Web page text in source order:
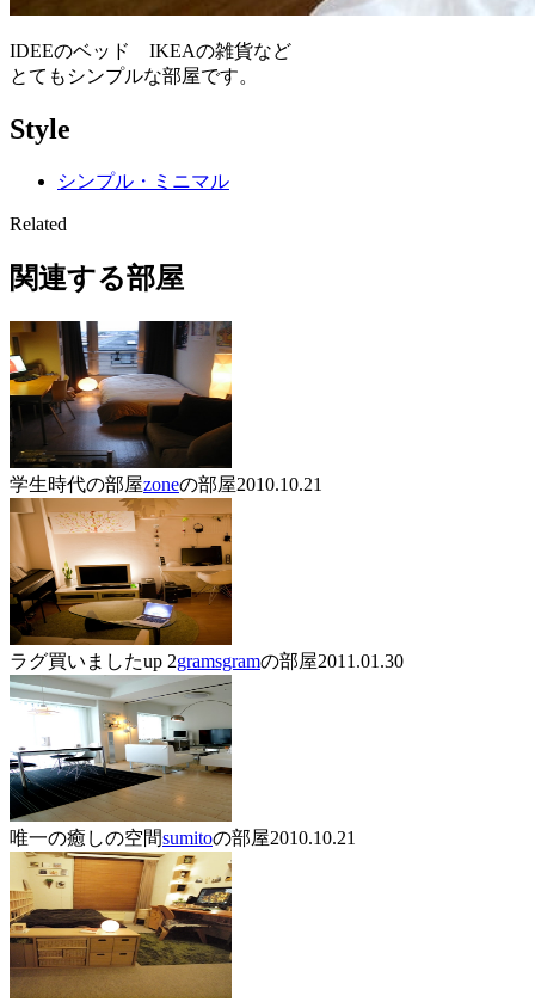
IDEEのベッド IKEAの雑貨など
とてもシンプルな部屋です。
Style
シンプル・ミニマル
Related
関連する部屋
学生時代の部屋zoneの部屋2010.10.21
ラグ買いましたup 2gramsgramの部屋2011.01.30
唯一の癒しの空間sumitoの部屋2010.10.21